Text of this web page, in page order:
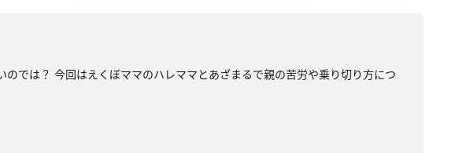
では？ 今回はえくぼママのハレママとあざまるで親の苦労や乗り切り方につ